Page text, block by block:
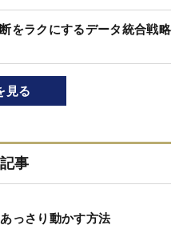
をラクにするデータ統合戦略
見る
事
っさり動かす方法